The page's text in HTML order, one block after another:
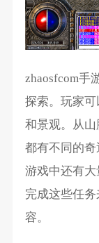
zhaosfcom手
探索。玩家
和景观。从
都有不同的奇
游戏中还有
完成这些任
容。